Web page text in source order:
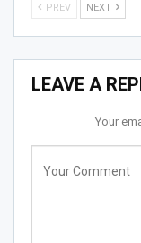
PREV NEXT
LEAVE A
Your